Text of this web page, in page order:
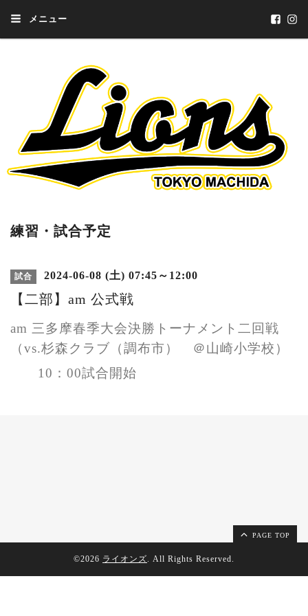
メニュー
練習・試合予定
試合 2024-06-08 (土) 07:45～12:00
【二部】am 公式戦
am 三多摩春季大会決勝トーナメント二回戦
（vs.杉森クラブ（調布市） ＠山崎小学校）
10：00試合開始
PAGE TOP
©2026 ライオンズ. All Rights Reserved.